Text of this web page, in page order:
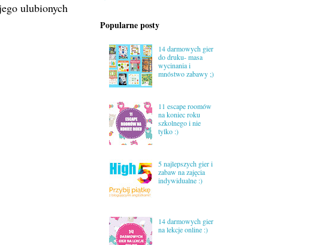
ulubionych
Popularne posty
14 darmowych gier
do druku- masa
wycinania i
mnóstwo zabawy ;)
11 escape roomów
na koniec roku
szkolnego i nie
tylko :)
5 najlepszych gier i
zabaw na zajęcia
indywidualne :)
14 darmowych gier
na lekcje online :)